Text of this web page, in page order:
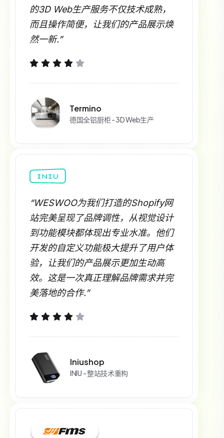
的3D Web生产服务不仅技术成熟，
而且操作简便，让我们的产品展示焕
然一新.”
Termino
德国全铝厨柜 - 3D Web生产
“WESWOO为我们打造的Shopify网
站完美呈现了品牌调性，从视觉设计
到功能模块都体现出专业水准。他们
开发的自定义功能极大提升了用户体
验，让我们的产品展示更加生动高
效。这是一次真正理解品牌需求并完
美落地的合作.”
Iniushop
INIU - 整站技术重构